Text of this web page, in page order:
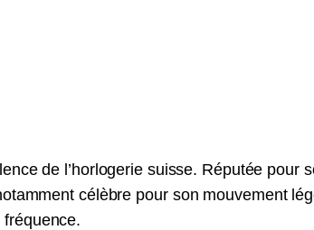
de l’horlogerie suisse. Réputée pour
célèbre pour son mouvement
fréquence.